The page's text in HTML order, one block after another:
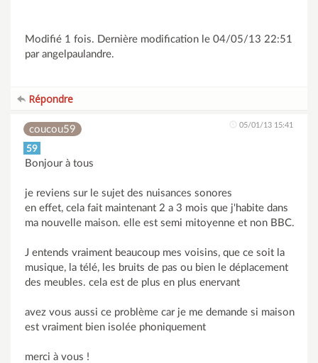
Modifié 1 fois. Dernière modification le 04/05/13 22:51
par angelpaulandre.
Répondre
coucou59 05/01/13 15:41
59
Bonjour à tous
je reviens sur le sujet des nuisances sonores
en effet, cela fait maintenant 2 a 3 mois que j'habite dans
ma nouvelle maison. elle est semi mitoyenne et non BBC.
J entends vraiment beaucoup mes voisins, que ce soit la
musique, la télé, les bruits de pas ou bien le déplacement
des meubles. cela est de plus en plus enervant
avez vous aussi ce problème car je me demande si maison
est vraiment bien isolée phoniquement
merci à vous !